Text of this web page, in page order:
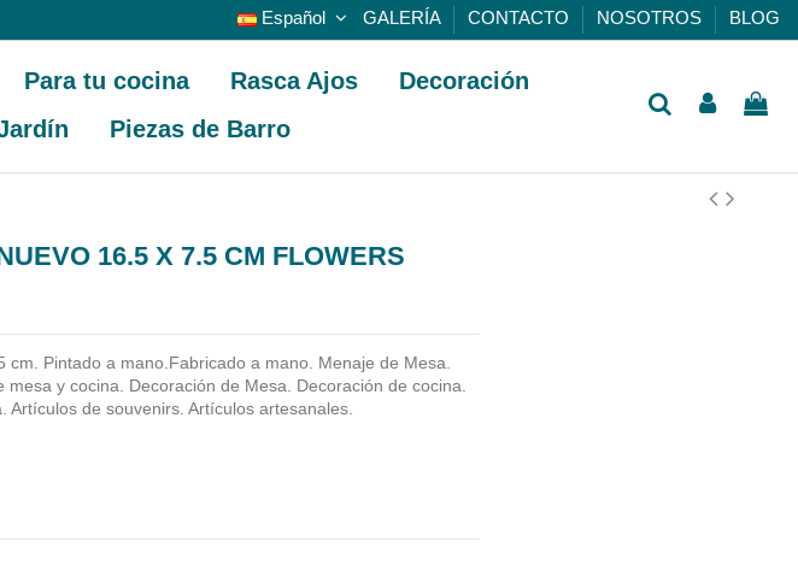
Español GALERÍA CONTACTO NOSOTROS BLOG
Para tu cocina Rasca Ajos
Decoración
Piezas de Barro
16.5 X 7.5 CM FLOWERS
cm. Pintado a mano.Fabricado a mano.
Menaje de Mesa.
mesa y cocina. Decoración de Mesa. Decoración de cocina.
Artículos de souvenirs. Artículos artesanales.